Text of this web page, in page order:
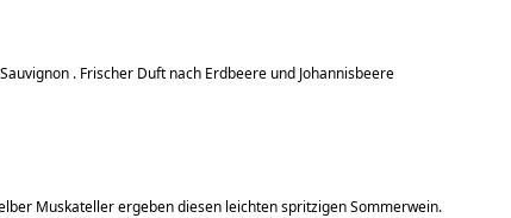
. Frischer Duft nach Erdbeere und Johannisbeere
Muskateller ergeben diesen leichten spritzigen Sommerwein.